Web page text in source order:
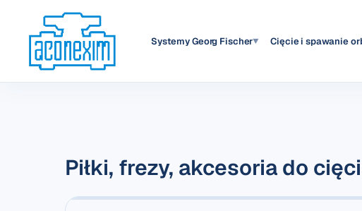
Systemy Georg Fischer▼ Cięcie i spawanie
Piłki, frezy, akcesoria do